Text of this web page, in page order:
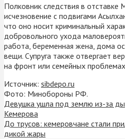
Полковник следствия в отставке
исчезновение с подвигами
что оно носит криминальный
добровольного ухода
работа, беременная жена, дома
вещи. Супруга также отвергает
на фронт или семейных
Источник: sibdepo.ru
Фото: Минобороны РФ.
Девушка ушла под землю из-за
Кемерова
До трусов: кемеровчане стали
дикой жары